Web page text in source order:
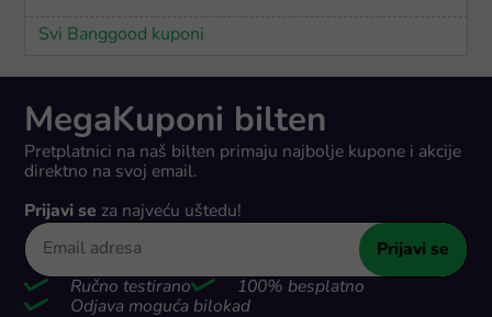
Svi Banggood kuponi
MegaKuponi bilten
Pretplatnici na naš bilten primaju najbolje kupone i akcije
direktno na svoj email.
Prijavi se za najveću uštedu!
Prijavi se
Ručno testirano
100% besplatno
Odjava moguća bilokad